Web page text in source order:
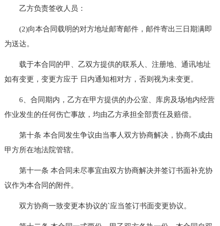
乙方负责签收人员：
(2)向本合同载明的对方地址邮寄邮件，邮件寄出三日期满即
为送达。
载于本合同的甲、乙双方提供的联系人、注册地、通讯地址
如有变更，变更方应于 日内通知相对方，否则视为未变更。
6、合同期内，乙方在甲方提供的办公室、库房及场地内经营
作业发生的任何伤亡事故，均由乙方承担全部责任及赔偿。
第十条 本合同发生争议由当事人双方协商解决，协商不成由
甲方所在地法院管辖。
第十一条 本合同未尽事宜由双方协商解决并签订书面补充协
议作为本合同的附件。
双方协商一致变更本协议的`应当签订书面变更协议。